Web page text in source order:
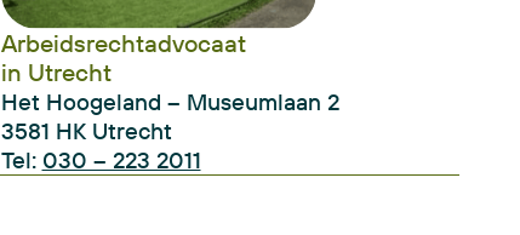
Arbeidsrechtadvocaat
in Utrecht
Het Hoogeland – Museumlaan 2
3581 HK Utrecht
Tel: 030 – 223 2011